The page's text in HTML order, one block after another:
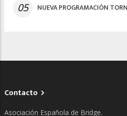
05 NUEVA PROGRAMACIÓN
Contacto
Asociación Española de Bridge.